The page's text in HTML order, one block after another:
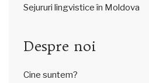
Sejururi lingvistice în Moldova
Despre noi
Cine suntem?